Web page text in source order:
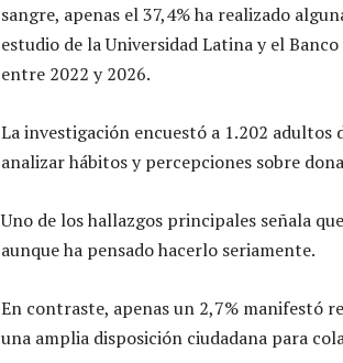
sangre, apenas el 37,4% ha realizado
estudio de la Universidad Latina y el
entre 2022 y 2026.
La investigación encuestó a 1.202 adultos
analizar hábitos y percepciones sobre
Uno de los hallazgos principales señala
aunque ha pensado hacerlo seriamente.
En contraste, apenas un 2,7% manifestó
una amplia disposición ciudadana para